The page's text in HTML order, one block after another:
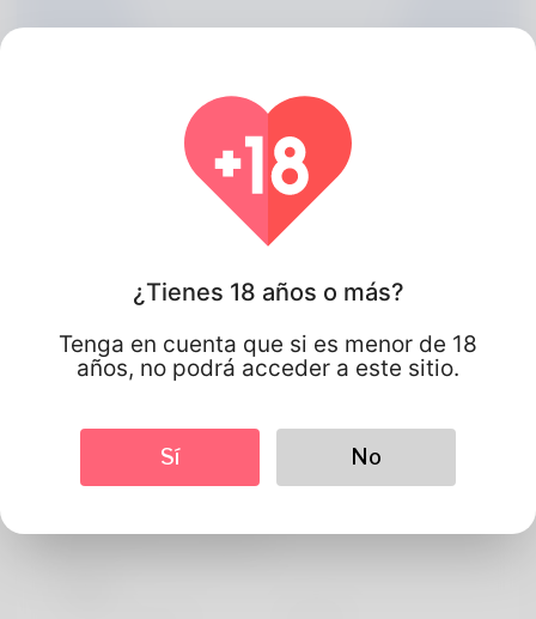
¿Tienes 18 años o más?
Tenga en cuenta que si es menor de 18
años, no podrá acceder a este sitio.
Sí No
Elkeson
Información de perfil